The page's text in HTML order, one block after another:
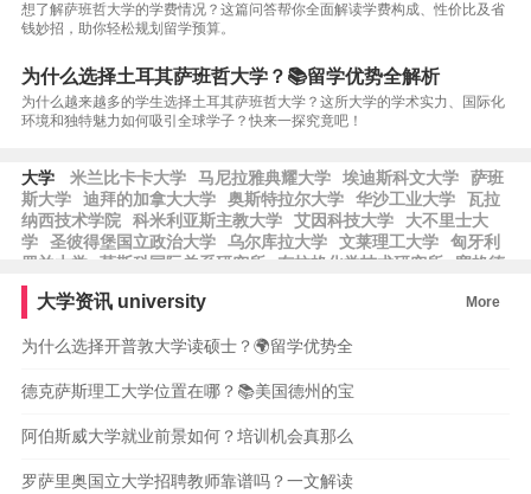
想了解萨班哲大学的学费情况？这篇问答帮你全面解读学费构成、性价比及省
钱妙招，助你轻松规划留学预算。
为什么选择土耳其萨班哲大学？📚留学优势全解析
为什么越来越多的学生选择土耳其萨班哲大学？这所大学的学术实力、国际化
环境和独特魅力如何吸引全球学子？快来一探究竟吧！
大学 米兰比卡卡大学 马尼拉雅典耀大学 埃迪斯科文大学
萨班
斯大学
迪拜的加拿大大学 奥斯特拉尔大学 华沙工业大学
瓦拉
纳西技术学院
科米利亚斯主教大学 艾因科技大学
大不里士大
学
圣彼得堡国立政治大学 乌尔库拉大学 文莱理工大学
匈牙利
罗兰大学
莫斯科国际关系研究所 布拉格化学技术研究所
塞格德
大学
鲁大学
泗水理工学院 舒利尼生物技术和管理大学
艾因·沙姆斯
利诺伊理工大学
金斯顿大学
大学资讯 university More
为什么选择开普敦大学读硕士？🌍留学优势全
德克萨斯理工大学位置在哪？📚美国德州的宝
阿伯斯威大学就业前景如何？培训机会真那么
罗萨里奥国立大学招聘教师靠谱吗？一文解读